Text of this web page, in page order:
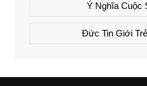
Ý Nghĩa Cuộc
Đức Tin Giới